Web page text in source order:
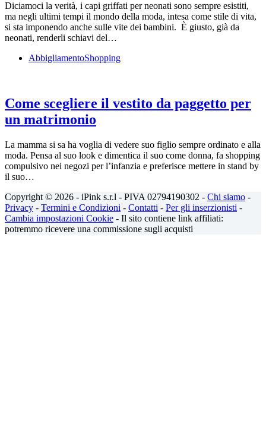
Diciamoci la verità, i capi griffati per neonati sono sempre esistiti,
ma negli ultimi tempi il mondo della moda, intesa come stile di vita,
si sta imponendo anche sulle vite dei bambini. È giusto, già da
neonati, renderli schiavi del…
AbbigliamentoShopping
Come scegliere il vestito da paggetto per
un matrimonio
La mamma si sa ha voglia di vedere suo figlio sempre ordinato e alla
moda. Pensa al suo look e dimentica il suo come donna, fa shopping
compulsivo nei negozi per l’infanzia e preferisce mettere in stand by
il suo…
Copyright © 2026 - iPink s.r.l - PIVA 02794190302 - Chi siamo -
Privacy - Termini e Condizioni - Contatti - Per gli inserzionisti -
Cambia impostazioni Cookie - Il sito contiene link affiliati:
potremmo ricevere una commissione sugli acquisti